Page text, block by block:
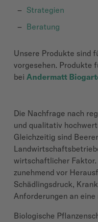
Strategien
Beratung
Unsere Produkte sind
vorgesehen. Produkte
bei Andermatt
Die Nachfrage nach
und qualitativ
Gleichzeitig sind
wirtschaftlicher Faktor.
zunehmend vor
Schädlingsdruck,
Anforderungen an
Biologische